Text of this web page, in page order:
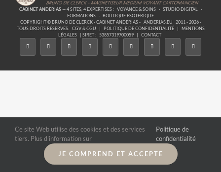
CABINET ANDERIAS— 4 SITES, 4 EXPERTISES : VOYANCE & SOINS · STUDIO DIGITAL
·
FORMATIONS · BOUTIQUE ÉSOTÉRIQUE
COPYRIGHT © BRUNO DE CLERCK - CABINET ANDERIAS - ANDERIAS.EU
2011 - 2026 -
TOUS DROITS RÉSERVÉS.
CGV & CGU | POLITIQUE DE CONFIDENTIALITÉ |
MENTIONS
LÉGALES
| SIRET : 53857319700059 | CONTACT
Ce site Web utilise des cookies et des services
tiers. Plus d'information sur
Politique de
confidentialité
JE COMPREND ET ACCEPTE